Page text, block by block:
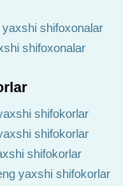
shifoxonalar
shifoxonalar
shifokorlar
shifokorlar
shifokorlar
yaxshi shifokorlar